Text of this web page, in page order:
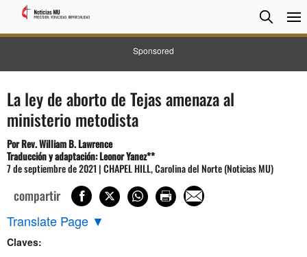
Sponsored
Search
La ley de aborto de Tejas amenaza al
ministerio metodista
Por Rev. William B. Lawrence
Traducción y adaptación: Leonor Yanez**
7 de septiembre de 2021 | CHAPEL HILL, Carolina del Norte (Noticias MU)
compartir
Translate Page ▼
Claves: